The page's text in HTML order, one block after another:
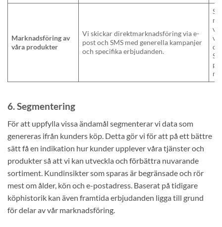
Marknadsföring av
våra produkter
Vi skickar direktmarknadsföring via e-
post och SMS med generella kampanjer
och specifika erbjudanden.
6. Segmentering
För att uppfylla vissa ändamål segmenterar vi data som
genereras ifrån kunders köp. Detta gör vi för att på ett bättre
sätt få en indikation hur kunder upplever våra tjänster och
produkter så att vi kan utveckla och förbättra nuvarande
sortiment. Kundinsikter som sparas är begränsade och rör
mest om ålder, kön och e-postadress. Baserat på tidigare
köphistorik kan även framtida erbjudanden ligga till grund
för delar av vår marknadsföring.